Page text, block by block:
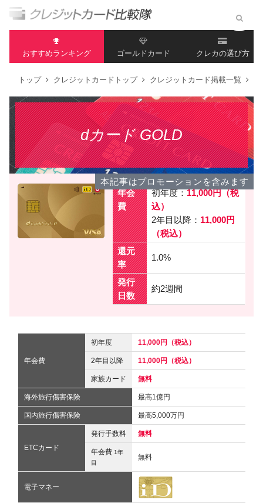
おすすめランキング ゴールドカード クレカの選び方
トップ クレジットカードトップ クレジットカード掲載一覧
dカード GOLD
本記事はプロモーションを含みます
年会
費
初年度：11,000円（税
込）
2年目以降： 11,000円
（税込）
還元
率
1.0%
発行
日数
約2週間
年会費
初年度 11,000円（税込）
2年目以降 11,000円（税込）
家族カード 無料
海外旅行傷害保険 最高1億円
国内旅行傷害保険 最高5,000万円
ETCカード
発行手数料 無料
年会費 1年
目
無料
電子マネー